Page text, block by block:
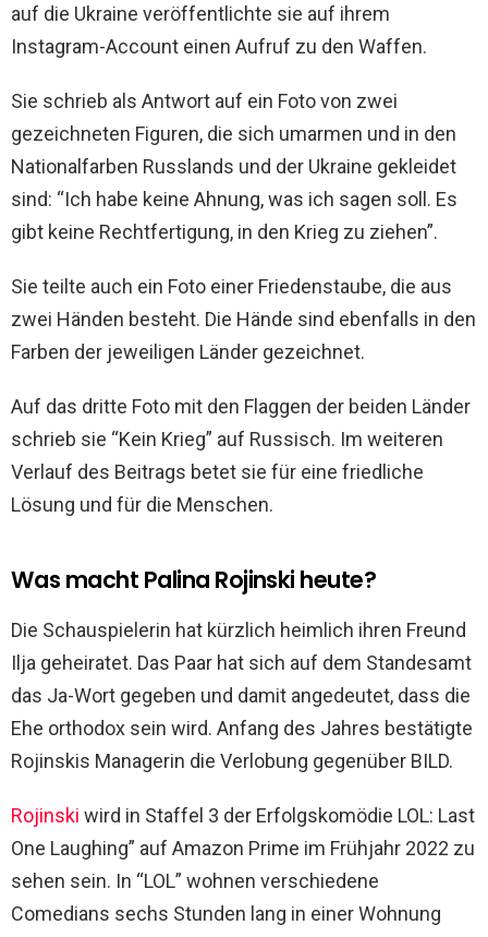
auf die Ukraine veröffentlichte sie auf ihrem
Instagram-Account einen Aufruf zu den Waffen.
Sie schrieb als Antwort auf ein Foto von zwei
gezeichneten Figuren, die sich umarmen und in den
Nationalfarben Russlands und der Ukraine gekleidet
sind: “Ich habe keine Ahnung, was ich sagen soll. Es
gibt keine Rechtfertigung, in den Krieg zu ziehen”.
Sie teilte auch ein Foto einer Friedenstaube, die aus
zwei Händen besteht. Die Hände sind ebenfalls in den
Farben der jeweiligen Länder gezeichnet.
Auf das dritte Foto mit den Flaggen der beiden Länder
schrieb sie “Kein Krieg” auf Russisch. Im weiteren
Verlauf des Beitrags betet sie für eine friedliche
Lösung und für die Menschen.
Was macht Palina Rojinski heute?
Die Schauspielerin hat kürzlich heimlich ihren Freund
Ilja geheiratet. Das Paar hat sich auf dem Standesamt
das Ja-Wort gegeben und damit angedeutet, dass die
Ehe orthodox sein wird. Anfang des Jahres bestätigte
Rojinskis Managerin die Verlobung gegenüber BILD.
Rojinski wird in Staffel 3 der Erfolgskomödie LOL: Last
One Laughing” auf Amazon Prime im Frühjahr 2022 zu
sehen sein. In “LOL” wohnen verschiedene
Comedians sechs Stunden lang in einer Wohnung